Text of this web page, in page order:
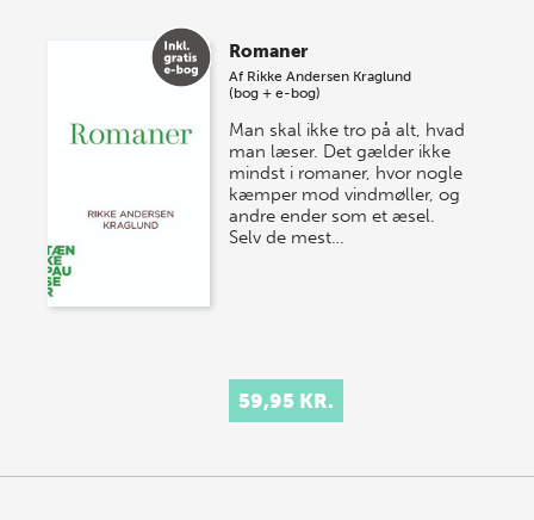
store sommer-lagersalg, så sæt kryds i kalenderen
onsdag den 10. j…
Romaner
Af Rikke Andersen Kraglund
(bog + e-bog)
Man skal ikke tro på alt, hvad
man læser. Det gælder ikke
mindst i romaner, hvor nogle
kæmper mod vindmøller, og
andre ender som et æsel.
Selv de mest…
59,95 KR.